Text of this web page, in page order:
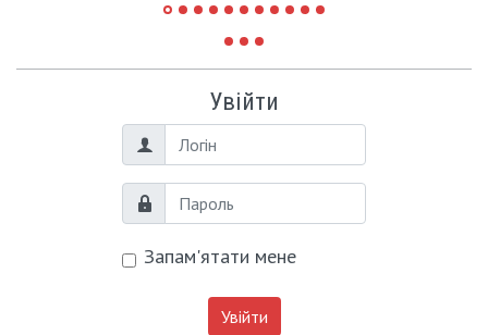
Увійти
Логін
Пароль
Запам'ятати мене
Увійти